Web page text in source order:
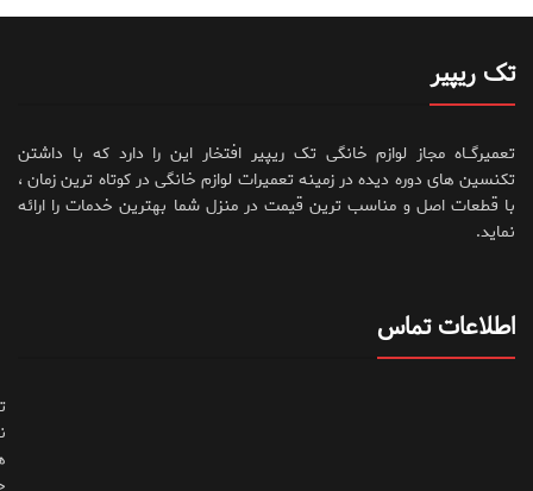
تک ریپیر
تعمیرگــاه مجاز لوازم خانگی تک ریپیر افتخار این را دارد که با داشتن
تکنسین های دوره دیده در زمینه تعمیرات لوازم خانگی در کوتاه ترین زمان ،
با قطعات اصل و مناسب ترین قیمت در منزل شما بهترین خدمات را ارائه
نماید.
اطلاعات تماس